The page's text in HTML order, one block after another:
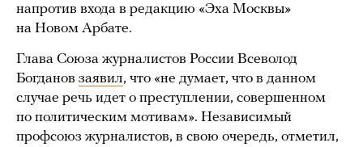
напротив входа в редакцию «Эха Москвы»
на Новом Арбате.
Глава Союза журналистов России Всеволод
Богданов заявил, что «не думает, что в данном
случае речь идет о преступлении, совершенном
по политическим мотивам». Независимый
профсоюз журналистов, в свою очередь, отметил,